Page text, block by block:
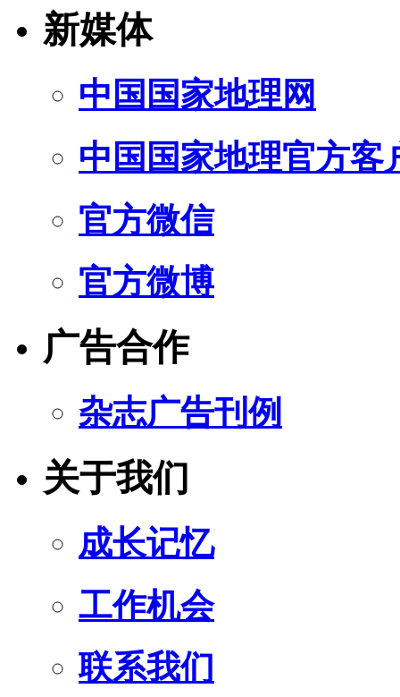
新媒体
中国国家地理网
中国国家地理官方客
官方微信
官方微博
广告合作
杂志广告刊例
关于我们
成长记忆
工作机会
联系我们